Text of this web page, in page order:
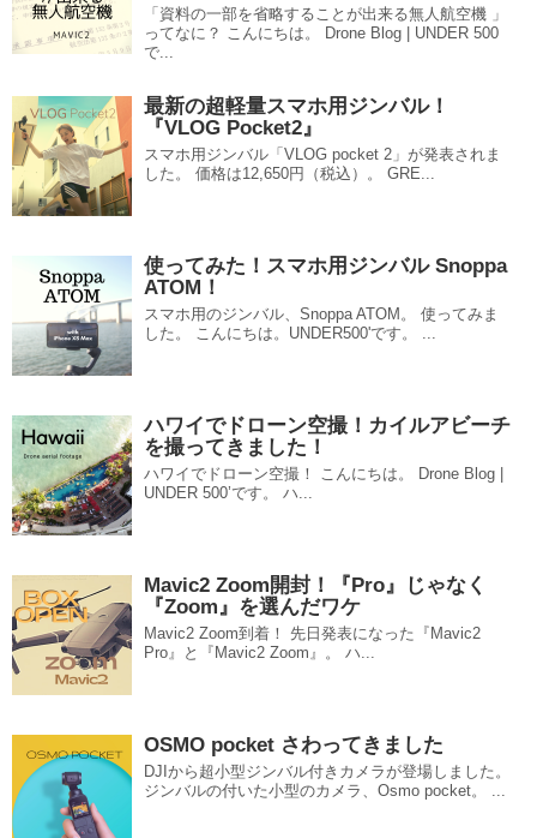
「資料の一部を省略することが出来る無人航空機 」
ってなに？ こんにちは。 Drone Blog | UNDER 500
で...
最新の超軽量スマホ用ジンバル！
『VLOG Pocket2』
スマホ用ジンバル「VLOG pocket 2」が発表されま
した。 価格は12,650円（税込）。 GRE...
使ってみた！スマホ用ジンバル Snoppa
ATOM！
スマホ用のジンバル、Snoppa ATOM。 使ってみま
した。 こんにちは。UNDER500'です。 ...
ハワイでドローン空撮！カイルアビーチ
を撮ってきました！
ハワイでドローン空撮！ こんにちは。 Drone Blog |
UNDER 500’です。 ハ...
Mavic2 Zoom開封！『Pro』じゃなく
『Zoom』を選んだワケ
Mavic2 Zoom到着！ 先日発表になった『Mavic2
Pro』と『Mavic2 Zoom』。 ハ...
OSMO pocket さわってきました
DJIから超小型ジンバル付きカメラが登場しました。
ジンバルの付いた小型のカメラ、Osmo pocket。 ...